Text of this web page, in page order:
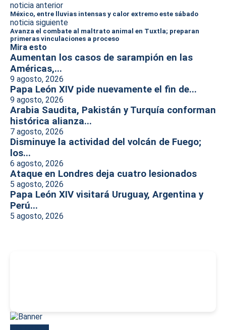
noticia anterior
México, entre lluvias intensas y calor extremo este sábado
noticia siguiente
Avanza el combate al maltrato animal en Tuxtla; preparan
primeras vinculaciones a proceso
Mira esto
Aumentan los casos de sarampión en las
Américas,...
9 agosto, 2026
Papa León XIV pide nuevamente el fin de...
9 agosto, 2026
Arabia Saudita, Pakistán y Turquía conforman
histórica alianza...
7 agosto, 2026
Disminuye la actividad del volcán de Fuego;
los...
6 agosto, 2026
Ataque en Londres deja cuatro lesionados
5 agosto, 2026
Papa León XIV visitará Uruguay, Argentina y
Perú...
5 agosto, 2026